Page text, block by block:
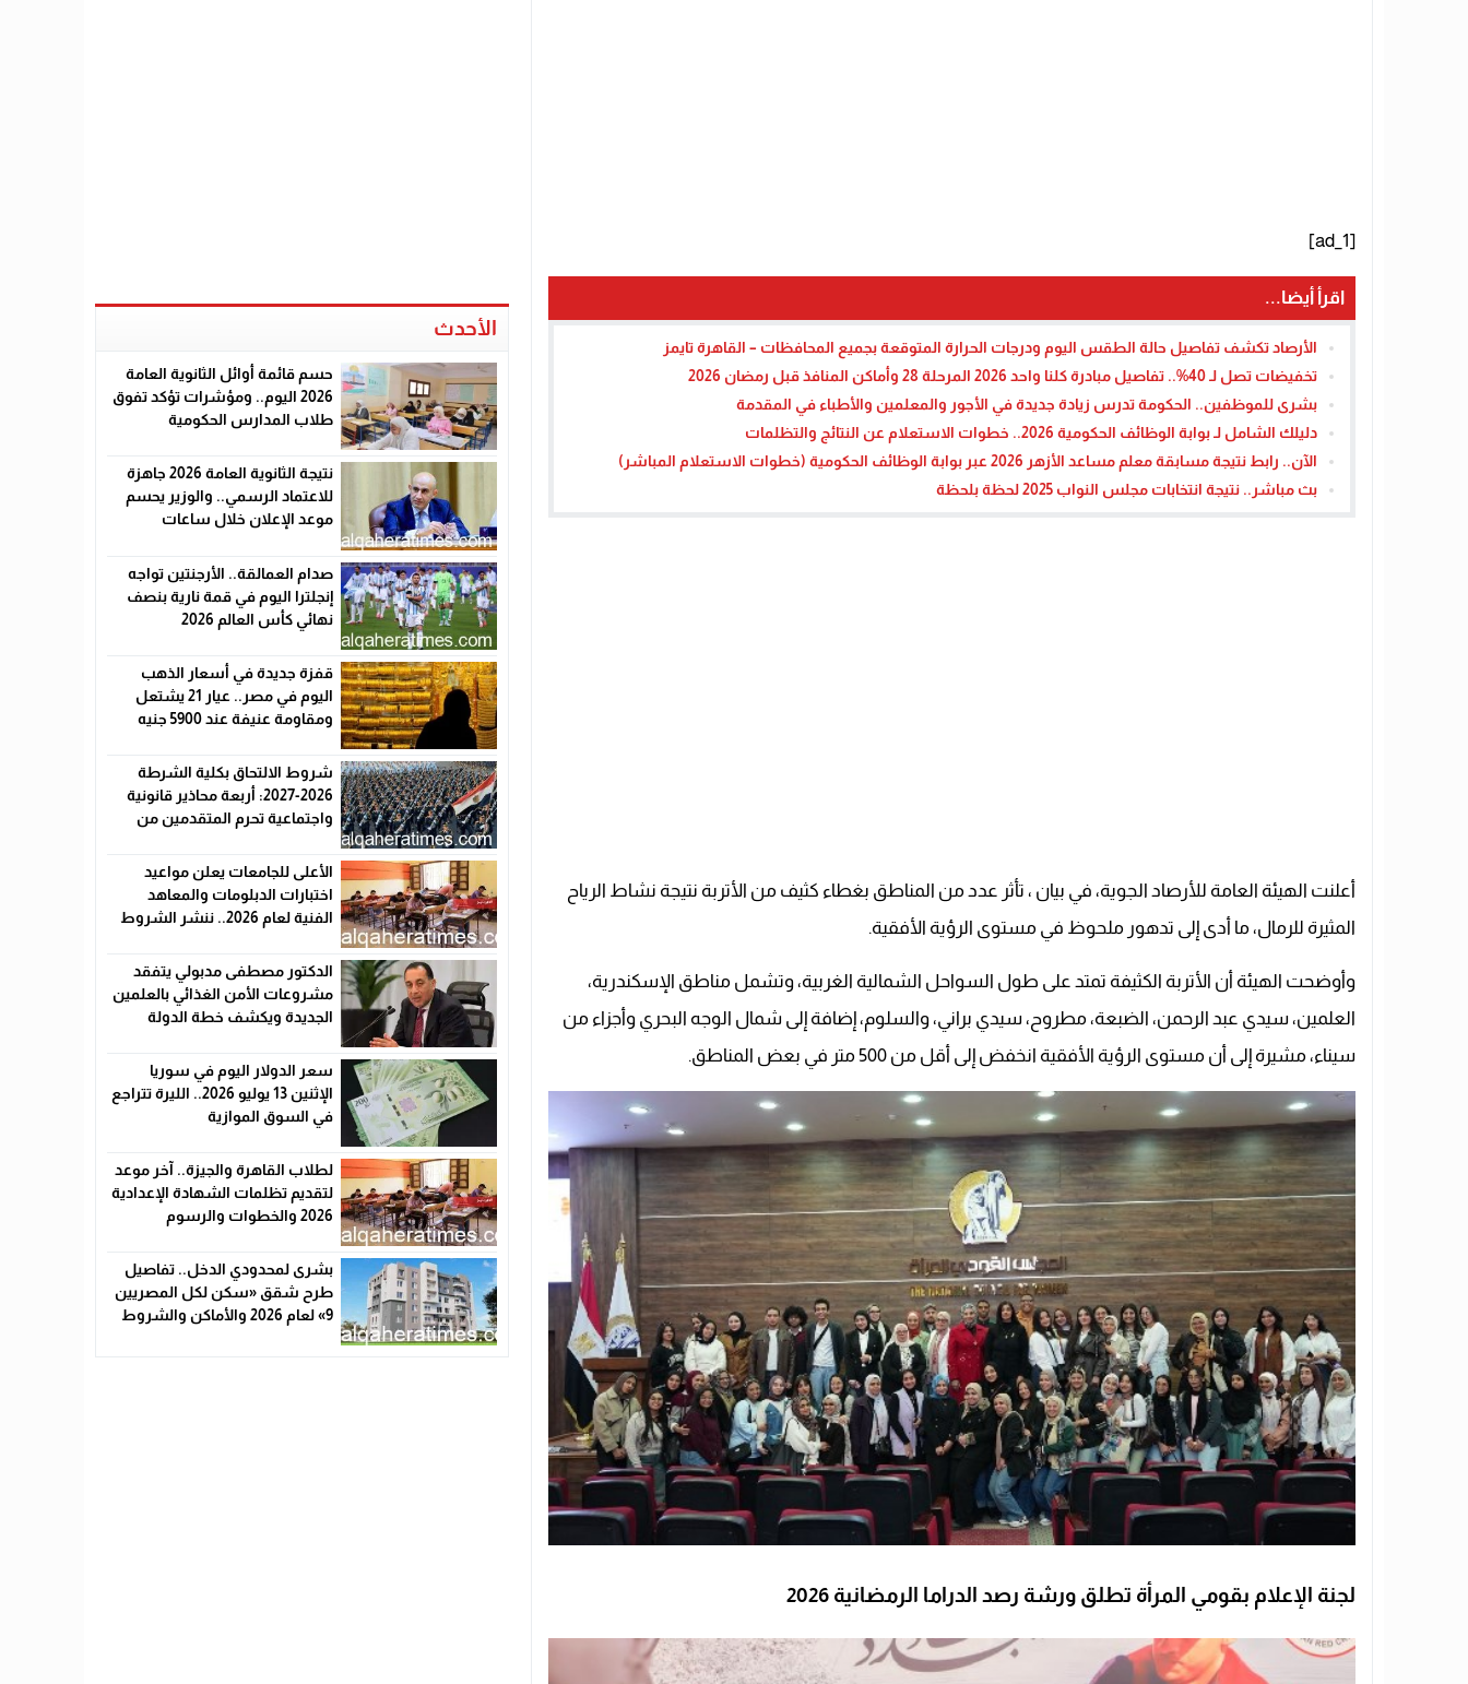
[ad_1]
اقرأ أيضا...
الأرصاد تكشف تفاصيل حالة الطقس اليوم ودرجات الحرارة المتوقعة بجميع المحافظات – القاهرة تايمز
تخفيضات تصل لـ 40%.. تفاصيل مبادرة كلنا واحد 2026 المرحلة 28 وأماكن المنافذ قبل رمضان 2026
بشرى للموظفين.. الحكومة تدرس زيادة جديدة في الأجور والمعلمين والأطباء في المقدمة
دليلك الشامل لـ بوابة الوظائف الحكومية 2026.. خطوات الاستعلام عن النتائج والتظلمات
الآن.. رابط نتيجة مسابقة معلم مساعد الأزهر 2026 عبر بوابة الوظائف الحكومية (خطوات الاستعلام المباشر)
بث مباشر.. نتيجة انتخابات مجلس النواب 2025 لحظة بلحظة
أعلنت الهيئة العامة للأرصاد الجوية، في بيان ، تأثر عدد من المناطق بغطاء كثيف من الأتربة نتيجة نشاط الرياح
المثيرة للرمال، ما أدى إلى تدهور ملحوظ في مستوى الرؤية الأفقية.
وأوضحت الهيئة أن الأتربة الكثيفة تمتد على طول السواحل الشمالية الغربية، وتشمل مناطق الإسكندرية،
العلمين، سيدي عبد الرحمن، الضبعة، مطروح، سيدي براني، والسلوم، إضافة إلى شمال الوجه البحري وأجزاء من
سيناء، مشيرة إلى أن مستوى الرؤية الأفقية انخفض إلى أقل من 500 متر في بعض المناطق.
لجنة الإعلام بقومي المرأة تطلق ورشة رصد الدراما الرمضانية 2026
الأحدث
حسم قائمة أوائل الثانوية العامة
2026 اليوم.. ومؤشرات تؤكد تفوق
طلاب المدارس الحكومية
نتيجة الثانوية العامة 2026 جاهزة
للاعتماد الرسمي.. والوزير يحسم
موعد الإعلان خلال ساعات
صدام العمالقة.. الأرجنتين تواجه
إنجلترا اليوم في قمة نارية بنصف
نهائي كأس العالم 2026
قفزة جديدة في أسعار الذهب
اليوم في مصر.. عيار 21 يشتعل
ومقاومة عنيفة عند 5900 جنيه
شروط الالتحاق بكلية الشرطة
2026-2027: أربعة محاذير قانونية
واجتماعية تحرم المتقدمين من
الأعلى للجامعات يعلن مواعيد
اختبارات الدبلومات والمعاهد
الفنية لعام 2026.. ننشر الشروط
الدكتور مصطفى مدبولي يتفقد
مشروعات الأمن الغذائي بالعلمين
الجديدة ويكشف خطة الدولة
سعر الدولار اليوم في سوريا
الإثنين 13 يوليو 2026.. الليرة تتراجع
في السوق الموازية
لطلاب القاهرة والجيزة.. آخر موعد
لتقديم تظلمات الشهادة الإعدادية
2026 والخطوات والرسوم
بشرى لمحدودي الدخل.. تفاصيل
طرح شقق «سكن لكل المصريين
9» لعام 2026 والأماكن والشروط